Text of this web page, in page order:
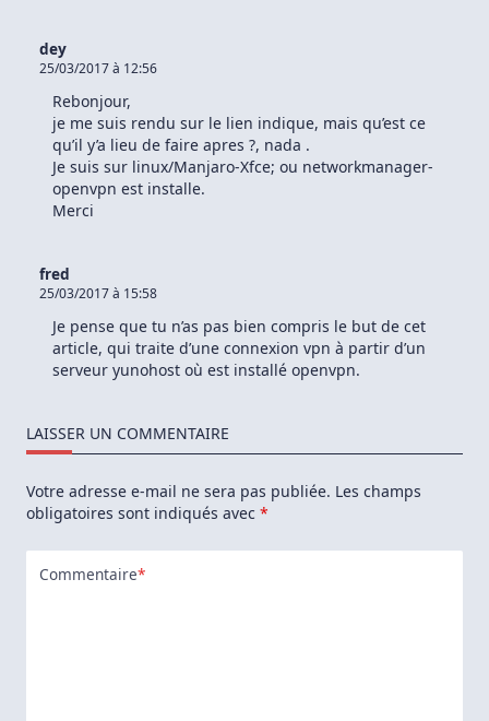
dey
25/03/2017 à 12:56
Rebonjour,
je me suis rendu sur le lien indique, mais qu’est ce
qu’il y’a lieu de faire apres ?, nada .
Je suis sur linux/Manjaro-Xfce; ou networkmanager-
openvpn est installe.
Merci
fred
25/03/2017 à 15:58
Je pense que tu n’as pas bien compris le but de cet
article, qui traite d’une connexion vpn à partir d’un
serveur yunohost où est installé openvpn.
LAISSER UN COMMENTAIRE
Votre adresse e-mail ne sera pas publiée. Les champs
obligatoires sont indiqués avec *
Commentaire*